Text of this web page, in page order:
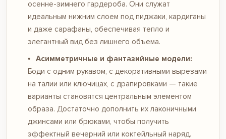
осенне-зимнего гардероба. Они служат
идеальным нижним слоем под пиджаки, кардиганы
и даже сарафаны, обеспечивая тепло и
элегантный вид без лишнего объема.
Асимметричные и фантазийные модели:
Боди с одним рукавом, с декоративными вырезами
на талии или ключицах, с драпировками — такие
варианты становятся центральным элементом
образа. Достаточно дополнить их лаконичными
джинсами или брюками, чтобы получить
эффектный вечерний или коктейльный наряд.